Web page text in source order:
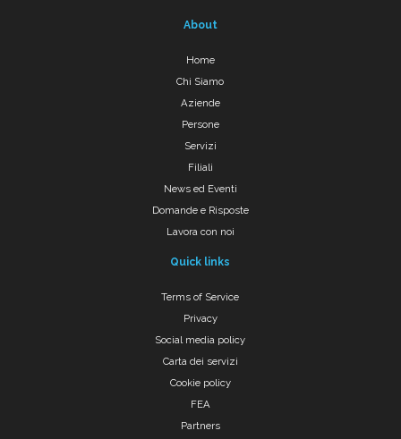
About
Home
Chi Siamo
Aziende
Persone
Servizi
Filiali
News ed Eventi
Domande e Risposte
Lavora con noi
Quick links
Terms of Service
Privacy
Social media policy
Carta dei servizi
Cookie policy
FEA
Partners